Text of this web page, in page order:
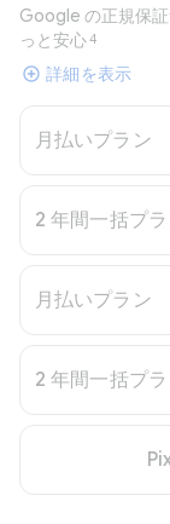
Google の正規保
っと安心4
詳細を表示
月払いプラン
2 年間一括プ
月払いプラン
2 年間一括プ